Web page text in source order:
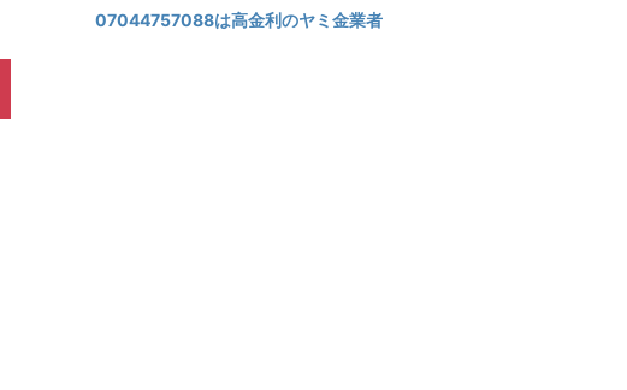
07044757088は高金利のヤミ金業者